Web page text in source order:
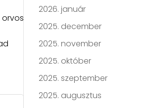
2026. január
2025. december
2025. november
2025. október
2025. szeptember
2025. augusztus